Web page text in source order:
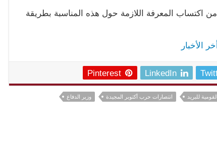
اكتساب المعرفة اللازمة حول هذه المناسبة بطريقة
الأخبار
LinkedIn
Pinterest
القومية للبريد انتصارات حرب أكتوبر المجيدة وزير الدفاع